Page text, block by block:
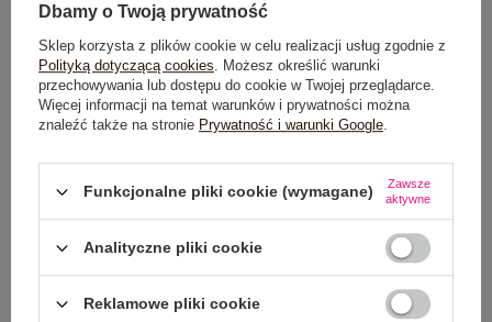
GŁÓWNE PARAMETRY
OPINIE O PRODUKCIE (0)
WYSYŁKA I DOSTAWA
OSTATNIO OGLĄDANE
Zobacz wszystko
Dbamy o Twoją prywatność
Sklep korzysta z plików cookie w celu realizacji usług zgodnie z
Polityką dotyczącą cookies. Możesz określić warunki
przechowywania lub dostępu do cookie w Twojej przeglądarce.
Więcej informacji na temat warunków i prywatności można
znaleźć także na stronie Prywatność i warunki Google.
Funkcjonalne pliki cookie (wymagane)
Zawsze
aktywne
Analityczne pliki cookie
Reklamowe pliki cookie